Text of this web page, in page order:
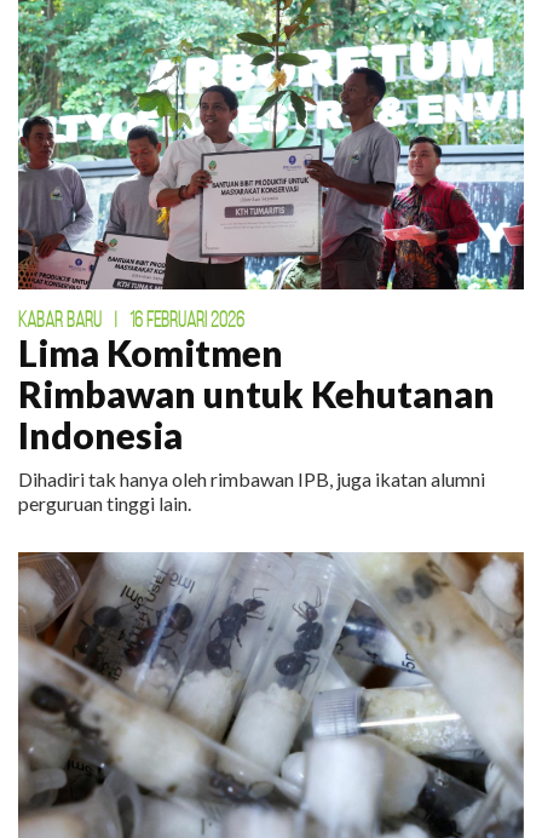
KABAR BARU | 16 FEBRUARI 2026
Lima Komitmen
Rimbawan untuk Kehutanan
Indonesia
Dihadiri tak hanya oleh rimbawan IPB, juga ikatan alumni
perguruan tinggi lain.